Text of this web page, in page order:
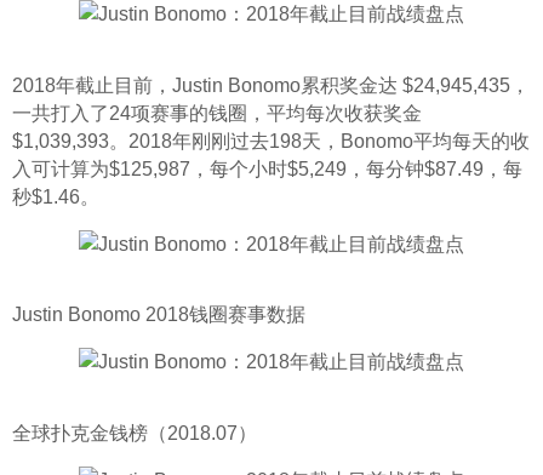
2018年截止目前，Justin Bonomo累积奖金达 $24,945,435，
一共打入了24项赛事的钱圈，平均每次收获奖金
$1,039,393。2018年刚刚过去198天，Bonomo平均每天的收
入可计算为$125,987，每个小时$5,249，每分钟$87.49，每
秒$1.46。
Justin Bonomo 2018钱圈赛事数据
全球扑克金钱榜（2018.07）